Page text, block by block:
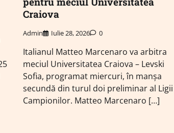
Craiova
Admin Iulie 28, 2026 0
Italianul Matteo Marcenaro va arbitra
meciul Universitatea Craiova – Levski
Sofia, programat miercuri, în manşa
secundă din turul doi preliminar al Ligii
Campionilor. Matteo Marcenaro […]